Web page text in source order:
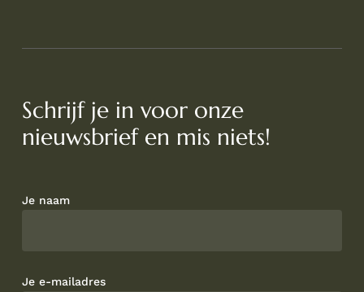
Schrijf je in voor onze
nieuwsbrief en mis niets!
Je naam
Je e-mailadres